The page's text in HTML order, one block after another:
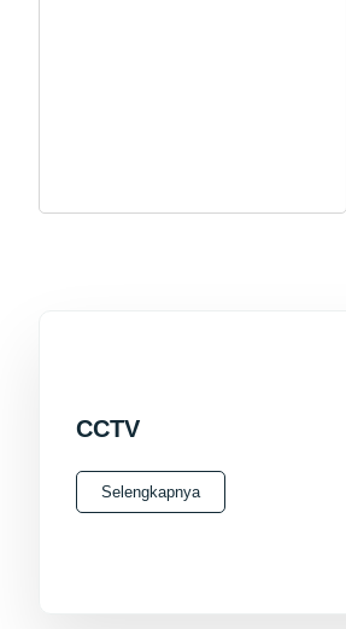
CCTV
Selengkapnya